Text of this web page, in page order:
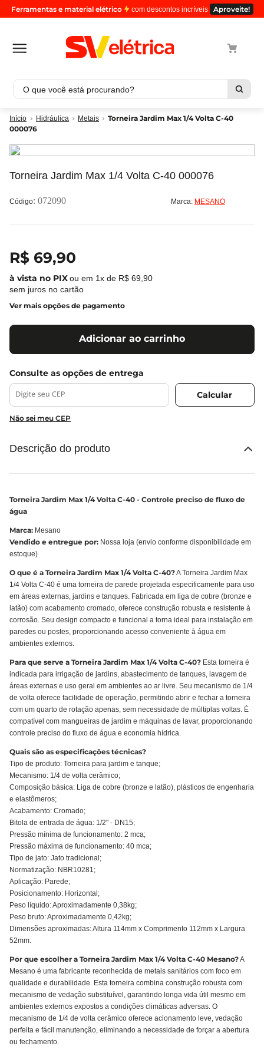
Ferramentas e material elétrico com descontos incríveis Aproveite!
O que você está procurando?
Hidráulica Metais
Torneira Jardim Max 1/4 Volta C-40
000076
Torneira Jardim Max 1/4 Volta C-40 000076
: 072090 Marca: MESANO
R$ 69,90
ou em 1x de R$ 69 90
sem juros no cartão
Ver mais opções de pagamento
Adicionar ao carrinho
Não sei meu CEP
Descrição do produto
Torneira Jardim Max 1/4 Volta C-40 - Controle preciso de fluxo de
água
Marca: Mesano
Vendido e entregue por: Nossa loja (envio conforme disponibilidade em
estoque)
O que é a Torneira Jardim Max 1/4 Volta C-40?A Torneira Jardim Max
1/4 Volta C-40 é uma torneira de parede projetada especificamente para uso
em áreas externas, jardins e tanques. Fabricada em liga de cobre (bronze e
latão) com acabamento cromado, oferece construção robusta e resistente à
corrosão. Seu design compacto e funcional a torna ideal para instalação em
paredes ou postes, proporcionando acesso conveniente à água em
ambientes externos.
Para que serve a Torneira Jardim Max 1/4 Volta C-40? Esta torneira é
indicada para irrigação de jardins, abastecimento de tanques, lavagem de
áreas externas e uso geral em ambientes ao ar livre. Seu mecanismo de 1/4
de volta oferece facilidade de operação, permitindo abrir e fechar a torneira
com um quarto de rotação apenas, sem necessidade de múltiplas voltas. É
compatível com mangueiras de jardim e máquinas de lavar, proporcionando
controle preciso do fluxo de água e economia hídrica.
Quais são as especificações técnicas?
Tipo de produto: Torneira para jardim e tanque;
Mecanismo: 1/4 de volta cerâmico;
Composição básica: Liga de cobre (bronze e latão), plásticos de engenharia
e elastômeros;
Acabamento: Cromado;
Bitola de entrada de água: 1/2" - DN15;
Pressão mínima de funcionamento: 2 mca;
Pressão máxima de funcionamento: 40 mca;
Tipo de jato: Jato tradicional;
Normatização: NBR10281;
Aplicação: Parede;
Posicionamento: Horizontal;
Peso líquido: Aproximadamente 0,38kg;
Peso bruto: Aproximadamente 0,42kg;
Dimensões aproximadas: Altura 114mm x Comprimento 112mm x Largura
52mm.
Por que escolher a Torneira Jardim Max 1/4 Volta C-40 Mesano?A
Mesano é uma fabricante reconhecida de metais sanitários com foco em
qualidade e durabilidade. Esta torneira combina construção robusta com
mecanismo de vedação substituível, garantindo longa vida útil mesmo em
ambientes externos expostos a condições climáticas adversas. O
mecanismo de 1/4 de volta cerâmico oferece acionamento leve, vedação
perfeita e fácil manutenção, eliminando a necessidade de forçar a abertura
ou fechamento.
Termos mais buscados
2º luminaria
3º tomada